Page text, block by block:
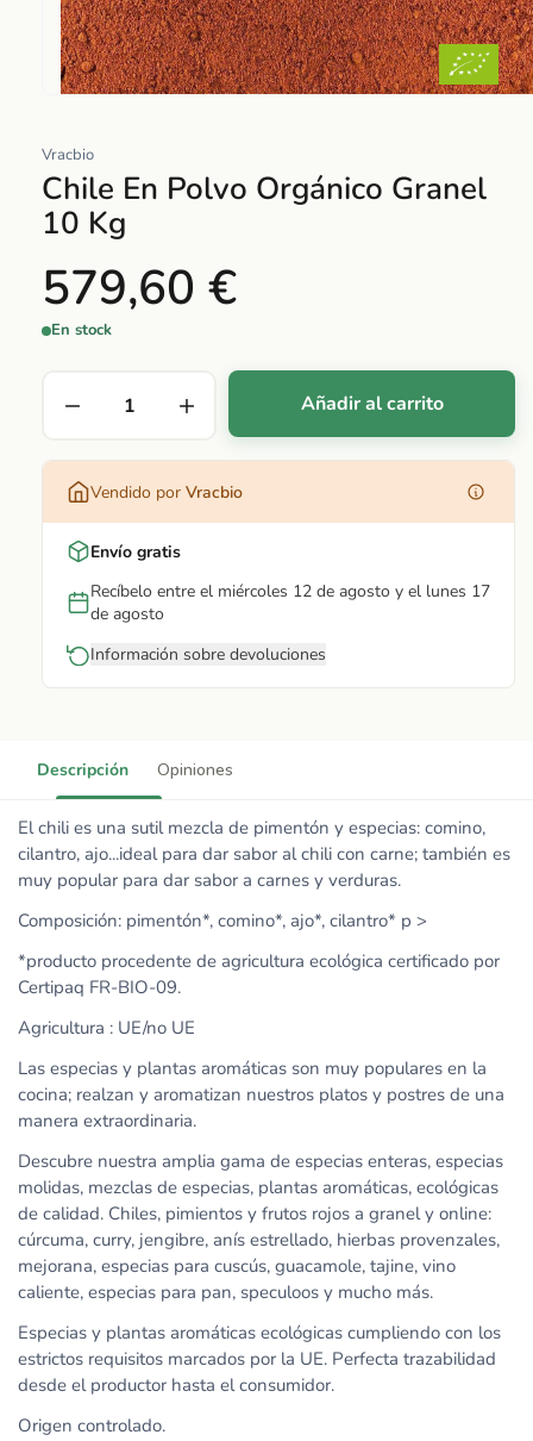
multimedia
1
en
una
ventana
modal
Vracbio
Chile En Polvo Orgánico Granel
10 Kg
579,60 €
En stock
Añadir al carrito
Vendido por Vracbio
Envío gratis
Recíbelo entre el miércoles 12 de agosto y el lunes 17
de agosto
Información sobre devoluciones
Descripción Opiniones
El chili es una sutil mezcla de pimentón y especias: comino,
cilantro, ajo...ideal para dar sabor al chili con carne; también es
muy popular para dar sabor a carnes y verduras.
Composición: pimentón*, comino*, ajo*, cilantro* p >
*producto procedente de agricultura ecológica certificado por
Certipaq FR-BIO-09.
Agricultura : UE/no UE
Las especias y plantas aromáticas son muy populares en la
cocina; realzan y aromatizan nuestros platos y postres de una
manera extraordinaria.
Descubre nuestra amplia gama de especias enteras, especias
molidas, mezclas de especias, plantas aromáticas, ecológicas
de calidad. Chiles, pimientos y frutos rojos a granel y online:
cúrcuma, curry, jengibre, anís estrellado, hierbas provenzales,
mejorana, especias para cuscús, guacamole, tajine, vino
caliente, especias para pan, speculoos y mucho más.
Especias y plantas aromáticas ecológicas cumpliendo con los
estrictos requisitos marcados por la UE. Perfecta trazabilidad
desde el productor hasta el consumidor.
Origen controlado.